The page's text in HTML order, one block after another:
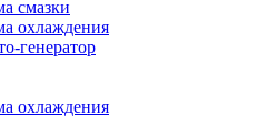
смазки
охлаждения
генератор
охлаждения